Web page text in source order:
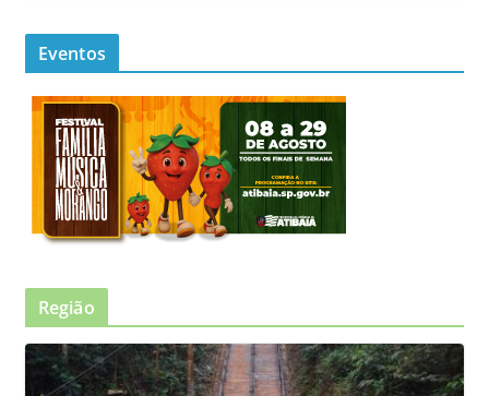
Eventos
Região